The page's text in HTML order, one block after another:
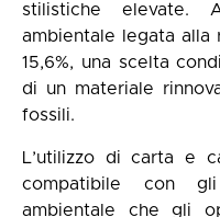
stilistiche elevate.
ambientale legata alla
15,6%, una scelta
di un materiale
fossili.
L’utilizzo di carta e
compatibile con
ambientale che gli